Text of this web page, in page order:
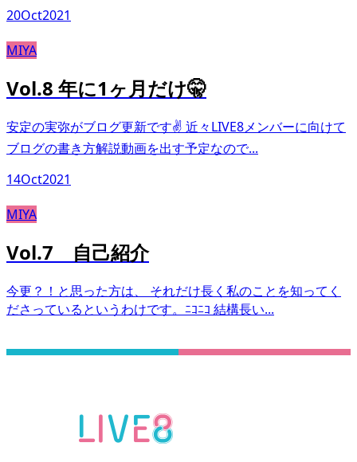
20Oct2021
MIYA
Vol.8 年に1ヶ月だけ🤫
安定の実弥がブログ更新です✌️ 近々LIVE8メンバーに向けて
ブログの書き方解説動画を出す予定なので...
14Oct2021
MIYA
Vol.7 自己紹介
今更？！と思った方は、 それだけ長く私のことを知ってく
ださっているというわけです。ﾆｺﾆｺ 結構長い...